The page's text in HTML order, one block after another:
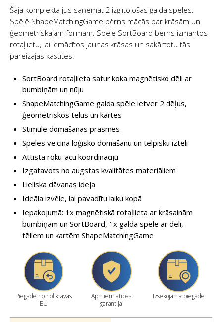
Šajā komplektā jūs saņemat 2 izglītojošas galda spēles.
Spēlē ShapeMatchingGame bērns mācās par krāsām un
ģeometriskajām formām. Spēlē SortBoard bērns izmantos
rotaļlietu, lai iemācītos jaunas krāsas un sakārtotu tās
pareizajās kastītēs!
SortBoard rotaļlieta satur koka magnētisko dēli ar
bumbiņām un nūju
ShapeMatchingGame galda spēle ietver 2 dēļus,
ģeometriskos tēlus un kartes
Stimulē domāšanas prasmes
Spēles veicina loģisko domāšanu un telpisku iztēli
Attīsta roku-acu koordināciju
Izgatavots no augstas kvalitātes materiāliem
Lieliska dāvanas ideja
Ideāla izvēle, lai pavadītu laiku kopā
Iepakojumā: 1x magnētiskā rotaļlieta ar krāsainām
bumbiņām un SortBoard, 1x galda spēle ar dēli,
tēliem un kartēm ShapeMatchingGame
Piegāde no noliktavas
EU
Apmierinātības
garantija
Izsekojama piegāde